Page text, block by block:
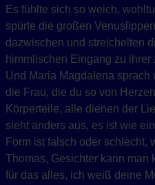
Es fühlte sich so weich,
spürte die großen
dazwischen und streichelten
himmlischen Eingang zu
Und Maria Magdalena sprach
die Frau, die du so von
Körperteile, alle dienen der
sieht anders aus, es ist wie
Form ist falsch oder schlecht,
Thomas, Gesichter kann man
für das alles, ich weiß deine